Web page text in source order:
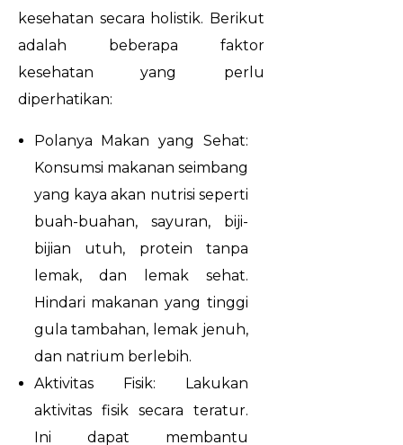
kesehatan secara holistik. Berikut
adalah beberapa faktor
kesehatan yang perlu
diperhatikan:
Polanya Makan yang Sehat:
Konsumsi makanan seimbang
yang kaya akan nutrisi seperti
buah-buahan, sayuran, biji-
bijian utuh, protein tanpa
lemak, dan lemak sehat.
Hindari makanan yang tinggi
gula tambahan, lemak jenuh,
dan natrium berlebih.
Aktivitas Fisik: Lakukan
aktivitas fisik secara teratur.
Ini dapat membantu